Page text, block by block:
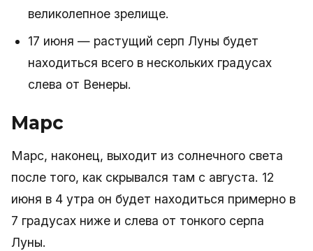
великолепное зрелище.
17 июня — растущий серп Луны будет
находиться всего в нескольких градусах
слева от Венеры.
Марс
Марс, наконец, выходит из солнечного света
после того, как скрывался там с августа. 12
июня в 4 утра он будет находиться примерно в
7 градусах ниже и слева от тонкого серпа
Луны.